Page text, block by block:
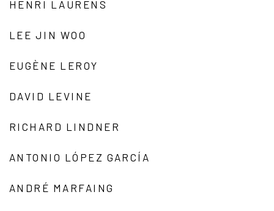
HENRI LAURENS
LEE JIN WOO
EUGÈNE LEROY
DAVID LEVINE
RICHARD LINDNER
ANTONIO LÓPEZ GARCÍA
ANDRÉ MARFAING